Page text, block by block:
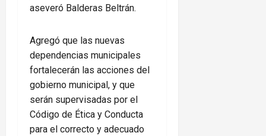
aseveró Balderas Beltrán.
Agregó que las nuevas
dependencias municipales
fortalecerán las acciones del
gobierno municipal, y que
serán supervisadas por el
Código de Ética y Conducta
para el correcto y adecuado